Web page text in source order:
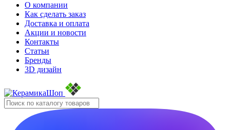
О компании
Как сделать заказ
Доставка и оплата
Акции и новости
Контакты
Статьи
Бренды
3D дизайн